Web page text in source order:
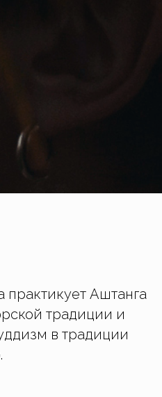
практикует Аштанга
традиции и
в традиции